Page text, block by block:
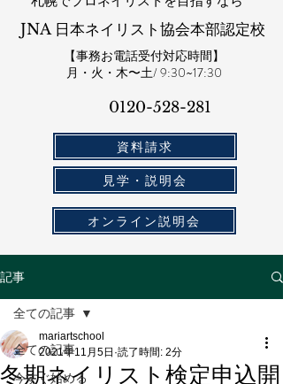
JNA 日本ネイリスト協会本部認定校
【事務お電話受付対応時間】
​月・火・木〜土/ 9:30~17:30
0120-528-281​
資料請求
見学・説明会
オンライン説明会
記事
全ての記事
今すぐ始める
全ての記事
冬期ネイリスト検定申込開
mariartschool
2021年11月5日 読了時間: 2分